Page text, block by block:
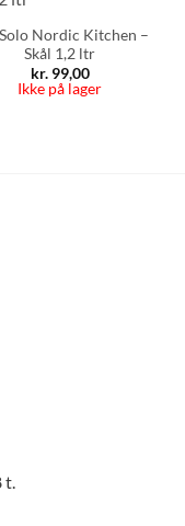
Nordic Kitchen –
Skål 1,2 ltr
kr.99,00
Ikke på lager